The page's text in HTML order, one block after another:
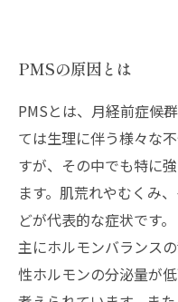
PMSの原因とは
PMSとは、月経前症候
ては生理に伴う様々な
すが、その中でも特に
ます。肌荒れやむくみ
どが代表的な症状です
主にホルモンバランス
性ホルモンの分泌量が